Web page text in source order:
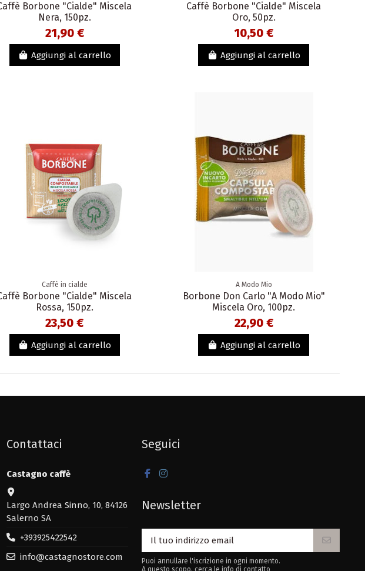
Borbone "Cialde" Miscela
Nera, 150pz.
21,90 €
Aggiungi al carrello
Caffè Borbone "Cialde" Miscela
Oro, 50pz.
10,50 €
Aggiungi al carrello
Caffè in cialde
Borbone "Cialde" Miscela
Rossa, 150pz.
23,50 €
Aggiungi al carrello
A Modo Mio
Borbone Don Carlo "A Modo Mio"
Miscela Oro, 100pz.
22,90 €
Aggiungi al carrello
Contattaci
Castagno caffè
Largo Andrea Sinno, 10, 84126
Salerno SA
+393925422542
info@castagnostore.com
Seguici
Newsletter
Puoi annullare l'iscrizione in ogni momento.